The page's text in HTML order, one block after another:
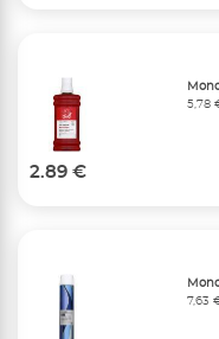
5,78
2.89 €
7,63